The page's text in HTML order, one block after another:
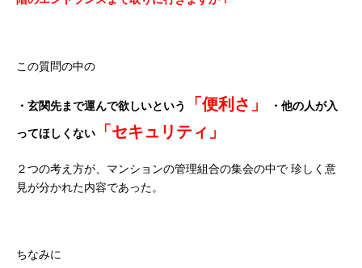
この質問の中の
・玄関先まで運んで欲しいという 「便利さ」 ・他の人が入
ってほしくない 「セキュリティ」
２つの考え方が、マンションの管理組合の集会の中で 珍しく意
見が分かれた内容であった。
ちなみに